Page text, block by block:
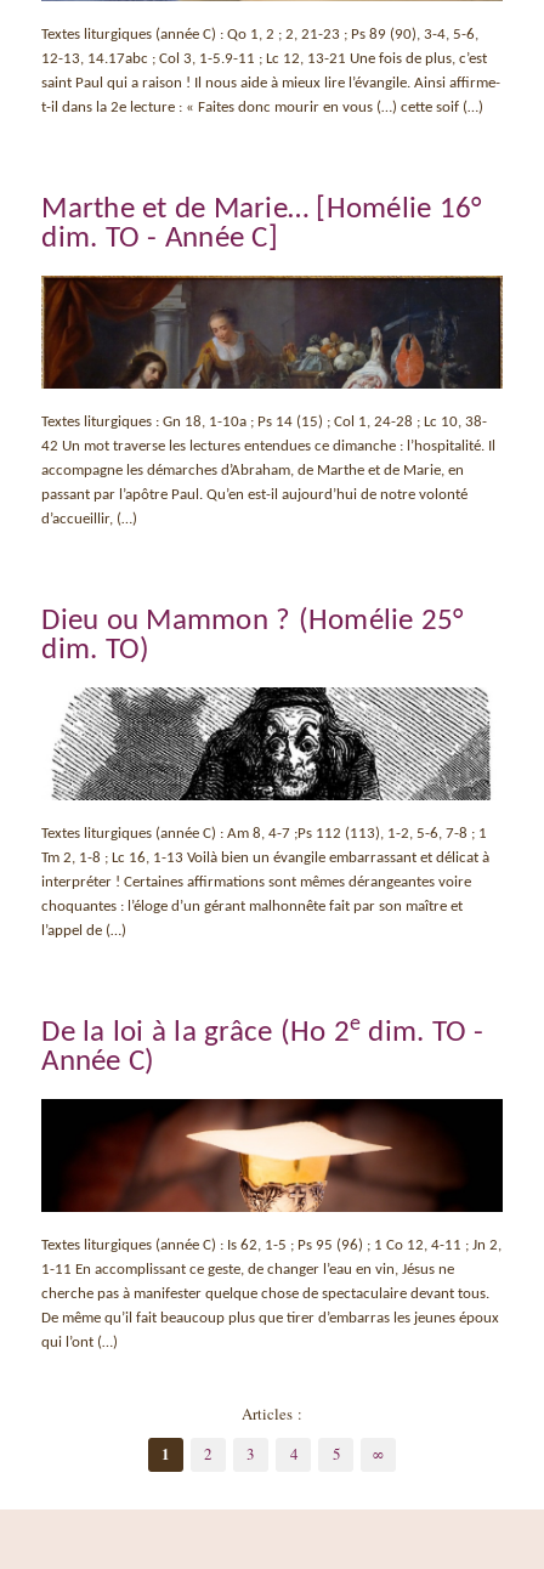
Textes liturgiques (année C) : Qo 1, 2 ; 2, 21-23 ; Ps 89 (90), 3-4, 5-6,
12-13, 14.17abc ; Col 3, 1-5.9-11 ; Lc 12, 13-21 Une fois de plus, c’est
saint Paul qui a raison ! Il nous aide à mieux lire l’évangile. Ainsi affirme-
t-il dans la 2e lecture : « Faites donc mourir en vous (…) cette soif (…)
Marthe et de Marie… [Homélie 16°
dim. TO - Année C]
Textes liturgiques : Gn 18, 1-10a ; Ps 14 (15) ; Col 1, 24-28 ; Lc 10, 38-
42 Un mot traverse les lectures entendues ce dimanche : l’hospitalité. Il
accompagne les démarches d’Abraham, de Marthe et de Marie, en
passant par l’apôtre Paul. Qu’en est-il aujourd’hui de notre volonté
d’accueillir, (…)
Dieu ou Mammon ? (Homélie 25°
dim. TO)
Textes liturgiques (année C) : Am 8, 4-7 ;Ps 112 (113), 1-2, 5-6, 7-8 ; 1
Tm 2, 1-8 ; Lc 16, 1-13 Voilà bien un évangile embarrassant et délicat à
interpréter ! Certaines affirmations sont mêmes dérangeantes voire
choquantes : l’éloge d’un gérant malhonnête fait par son maître et
l’appel de (…)
De la loi à la grâce (Ho 2e dim. TO -
Année C)
Textes liturgiques (année C) : Is 62, 1-5 ; Ps 95 (96) ; 1 Co 12, 4-11 ; Jn 2,
1-11 En accomplissant ce geste, de changer l’eau en vin, Jésus ne
cherche pas à manifester quelque chose de spectaculaire devant tous.
De même qu’il fait beaucoup plus que tirer d’embarras les jeunes époux
qui l’ont (…)
Articles :
1
2 3 4 5 ∞